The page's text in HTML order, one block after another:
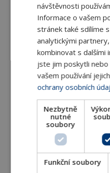
Tlakově nezávislé 2-
Optima
Tlakově nezávislé 2-
Optima
návštěvnosti
Informace o vašem
stránek také sdílíme
analytickými
kombinovat s dalšími
jste jim poskytli
vašem používání
ochrany osobních
Nezbytně
nutné
soubory
Funkční soubory